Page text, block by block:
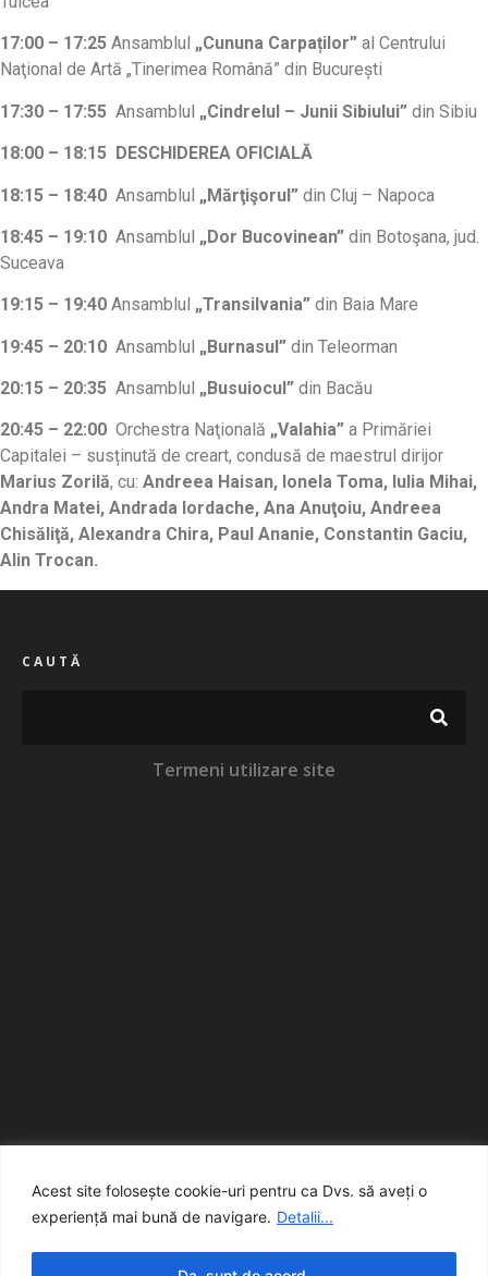
Acest site folosește cookie-uri pentru ca Dvs. să aveți o
experiență mai bună de navigare. Detalii...
17:00 – 17:25 Ansamblul „Cununa Carpaților” al Centrului
Naţional de Artă „Tinerimea Română” din București
17:30 – 17:55 Ansamblul „Cindrelul – Junii Sibiului” din Sibiu
18:00 – 18:15 DESCHIDEREA OFICIALĂ
18:15 – 18:40 Ansamblul „Mărţişorul” din Cluj – Napoca
18:45 – 19:10 Ansamblul „Dor Bucovinean” din Botoşana, jud.
Suceava
19:15 – 19:40 Ansamblul „Transilvania” din Baia Mare
19:45 – 20:10 Ansamblul „Burnasul” din Teleorman
20:15 – 20:35 Ansamblul „Busuiocul” din Bacău
20:45 – 22:00 Orchestra Naţională „Valahia” a Primăriei
Capitalei – susținută de creart, condusă de maestrul dirijor
Marius Zorilă, cu: Andreea Haisan, Ionela Toma, Iulia Mihai,
Andra Matei, Andrada Iordache, Ana Anuţoiu, Andreea
Chisăliţă, Alexandra Chira, Paul Ananie, Constantin Gaciu,
Alin Trocan.
CAUTĂ
Termeni utilizare site